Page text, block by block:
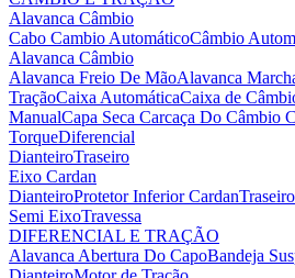
Alavanca Câmbio
Cabo Cambio AutomáticoCâmbio
Alavanca Câmbio
Alavanca Freio De MãoAlavanca
TraçãoCaixa AutomáticaCaixa de
ManualCapa Seca Carcaça Do Câmbio
TorqueDiferencial
DianteiroTraseiro
Eixo Cardan
DianteiroProtetor Inferior CardanTraseiro
Semi EixoTravessa
DIFERENCIAL E TRAÇÃO
Alavanca Abertura Do CapoBandeja